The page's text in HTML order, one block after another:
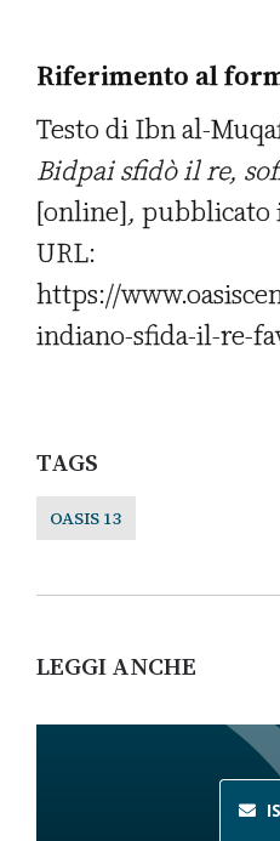
Riferimento al
Testo di Ibn al-
Bidpai sfidò il re,
[online], pubblicato
URL:
https://
indiano-sfida-il-re-
TAGS
OASIS 13
LEGGI ANCHE